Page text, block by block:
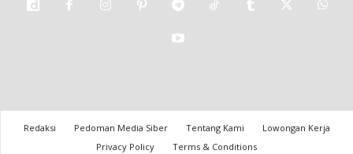
Redaksi Pedoman Media Siber Tentang Kami
Lowongan Kerja
Privacy Policy
Terms & Conditions